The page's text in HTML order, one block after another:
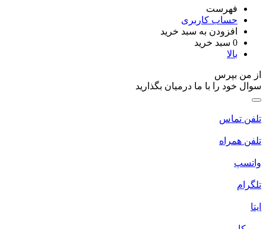
کاربری
به سبد خرید
سبد خرید
را با ما درمیان بگذارید